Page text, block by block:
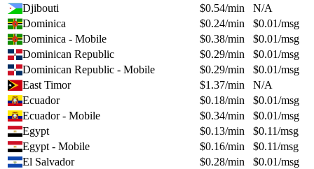
Djibouti
$0.54/min
N/A
Dominica
$0.24/min $0.01/msg
Dominica - Mobile
$0.38/min $0.01/msg
Dominican Republic
$0.29/min $0.01/msg
Dominican Republic - Mobile
$0.29/min $0.01/msg
East Timor
$1.37/min
N/A
Ecuador
$0.18/min $0.01/msg
Ecuador - Mobile
$0.34/min $0.01/msg
Egypt
$0.13/min $0.11/msg
Egypt - Mobile
$0.16/min $0.11/msg
El Salvador
$0.28/min $0.01/msg